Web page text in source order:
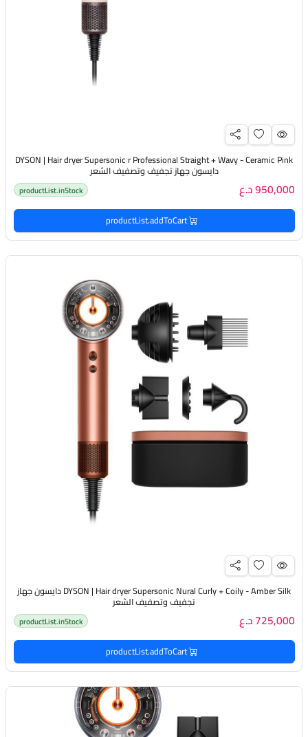
DYSON | Hair dryer Supersonic r Professional Straight + Wavy - Ceramic Pink
دايسون جهاز تجفيف وتصفيف الشعر
950,000 د.ع productList.inStock
productList.addToCart
DYSON | Hair dryer Supersonic Nural Curly + Coily - Amber Silk دايسون جهاز
تجفيف وتصفيف الشعر
725,000 د.ع productList.inStock
productList.addToCart